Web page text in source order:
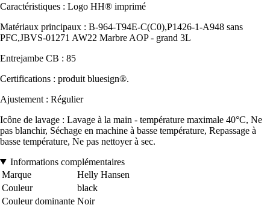
Caractéristiques : Logo HH® imprimé
Matériaux principaux : B-964-T94E-C(C0),P1426-1-A948 sans
PFC,JBVS-01271 AW22 Marbre AOP - grand 3L
Entrejambe CB : 85
Certifications : produit bluesign®.
Ajustement : Régulier
Icône de lavage : Lavage à la main - température maximale 40°C, Ne
pas blanchir, Séchage en machine à basse température, Repassage à
basse température, Ne pas nettoyer à sec.
Informations complémentaires
Marque
Helly Hansen
Couleur
black
Couleur dominante Noir